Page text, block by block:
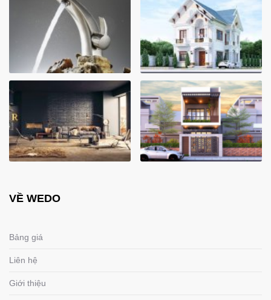
VỀ WEDO
Bảng giá
Liên hệ
Giới thiệu